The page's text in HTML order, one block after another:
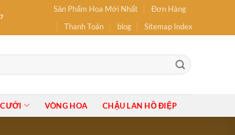
Sinh Nhật, hoa Khai Trương, Hoa tốt nghiệp, Bó Hoa, Lẵng Hoa, Giỏ
Sản Phẩm Hoa Mới Nhất
Đơn Hàng
Thanh Toán
blog Sitemap Index
VÒNG HOA CHẬU LAN HỒ ĐIỆP